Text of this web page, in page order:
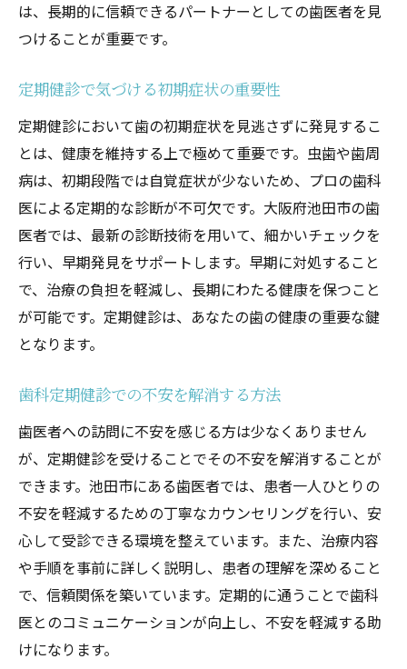
地域密着型の診療スタイル
つしま歯科のホスピタリティ
池田市で長く愛される歯科医院
は、長期的に信頼できるパートナーとしての歯医者を見
つけることが重要です。
定期健診で気づける初期症状の重要性
定期健診において歯の初期症状を見逃さずに発見するこ
とは、健康を維持する上で極めて重要です。虫歯や歯周
病は、初期段階では自覚症状が少ないため、プロの歯科
医による定期的な診断が不可欠です。大阪府池田市の歯
医者では、最新の診断技術を用いて、細かいチェックを
行い、早期発見をサポートします。早期に対処すること
で、治療の負担を軽減し、長期にわたる健康を保つこと
が可能です。定期健診は、あなたの歯の健康の重要な鍵
となります。
歯科定期健診での不安を解消する方法
歯医者への訪問に不安を感じる方は少なくありません
が、定期健診を受けることでその不安を解消することが
できます。池田市にある歯医者では、患者一人ひとりの
不安を軽減するための丁寧なカウンセリングを行い、安
心して受診できる環境を整えています。また、治療内容
や手順を事前に詳しく説明し、患者の理解を深めること
で、信頼関係を築いています。定期的に通うことで歯科
医とのコミュニケーションが向上し、不安を軽減する助
けになります。